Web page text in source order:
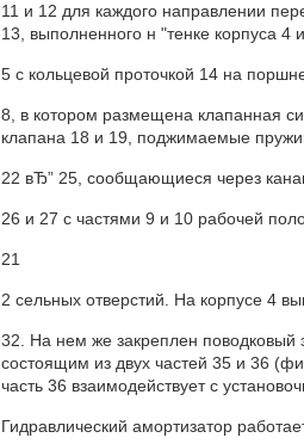
11 и 12 для каждого направлении
13, выполненного н "тенке корпуса
5 с кольцевой проточкой 14 на
8, в котором размещена клапанная
клапана 18 и 19, поджимаемые
22 вЂ” 25, сообщающиеся через
26 и 27 с частями 9 и 10 рабочей
21
2 сельных отверстий. На корпусе 4
32. На нем же закреплен поводковый
состоящим из двух частей 35 и 36
часть 36 взаимодействует с
Гидравлический амортизатор